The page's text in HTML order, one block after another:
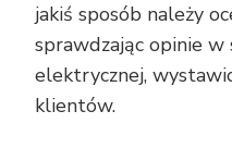
jakiś sposób należy
sprawdzając opinie w
elektrycznej,
klientów.